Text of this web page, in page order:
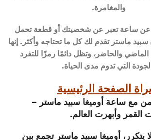
والمغامرة.
ساعة تعبر عن شخصيتك أو قطعة تحمل
سبيد ماستر تقدم لك كل ما تحتاجه وأكثر. إنها
والحاضر، وتظل دائمًا رمزًا للتفرد
التي تدوم مدى الحياة.
الصفحة الرئيسية
مع ساعة أوميغا سبيد ماستر –
القمر وأبهرت العالم.
يتكرر، أوميغا سبيد ماستر تجمع بين